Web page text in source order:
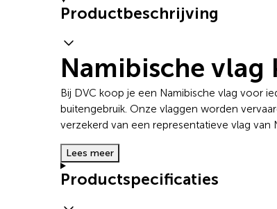
Productbeschrijving
Namibische
Bij DVC koop je een Namibische vlag voor
buitengebruik. Onze vlaggen worden
verzekerd van een representatieve vlag van
Lees meer
Productspecificaties